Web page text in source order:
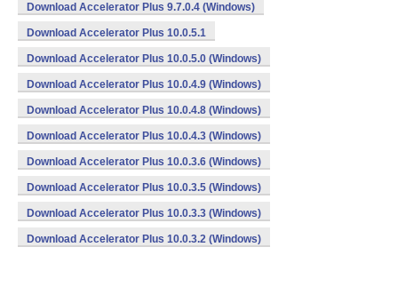
Download Accelerator Plus 9.7.0.4 (Windows)
Download Accelerator Plus 10.0.5.1
Download Accelerator Plus 10.0.5.0 (Windows)
Download Accelerator Plus 10.0.4.9 (Windows)
Download Accelerator Plus 10.0.4.8 (Windows)
Download Accelerator Plus 10.0.4.3 (Windows)
Download Accelerator Plus 10.0.3.6 (Windows)
Download Accelerator Plus 10.0.3.5 (Windows)
Download Accelerator Plus 10.0.3.3 (Windows)
Download Accelerator Plus 10.0.3.2 (Windows)